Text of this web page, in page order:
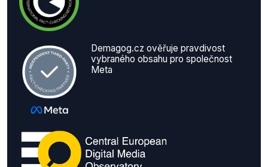
Demagog.cz ověřuje pravdivost
vybraného obsahu pro společnost
Meta